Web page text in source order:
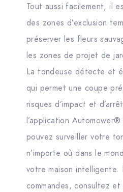
Tout aussi facilement, il
des zones d’exclusion
préserver les fleurs
les zones de projet de
La tondeuse détecte et
qui permet une coupe
risques d’impact et
l’application
pouvez surveiller votre
n’importe où dans le
votre maison intelligente.
commandes, consultez